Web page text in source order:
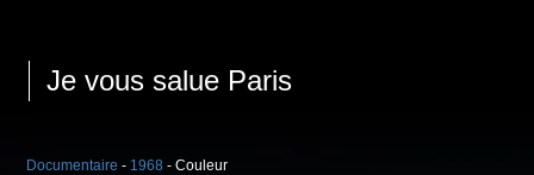
Je vous salue Paris
Documentaire - 1968 - Couleur